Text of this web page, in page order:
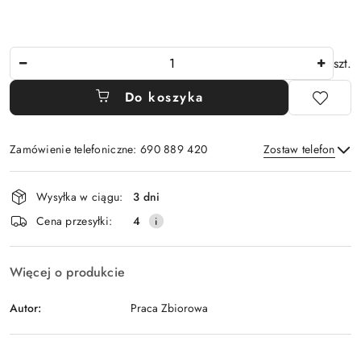
szt.
Do koszyka
Zamówienie telefoniczne: 690 889 420 Zostaw telefon
Wyślij
Dostępność
i
dostawa
Wysyłka w ciągu:
3 dni
Cena przesyłki:
4
Więcej o produkcie
Autor: Praca Zbiorowa